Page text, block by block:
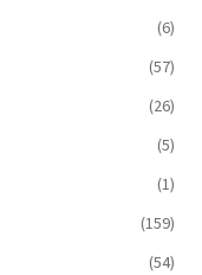
(6)
(57)
(26)
(5)
(1)
(159)
(54)